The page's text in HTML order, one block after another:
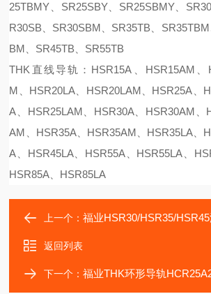
25TBMY、SR25SBY、SR25SBMY、
R30SB、SR30SBM、SR35TB、
BM、SR45TB、SR55TB
THK直线导轨：HSR15A、HSR15AM、
M、HSR20LA、HSR20LAM、HSR25A、
A、HSR25LAM、HSR30A、HSR30AM、
AM、HSR35A、HSR35AM、HSR35LA、
A、HSR45LA、HSR55A、HSR55LA、
HSR85A、HSR85LA
上一个：福业HSR30/HSR35/HSR45滑块
返回列表
下一个：福业THK环形导轨HCR25A2+60/